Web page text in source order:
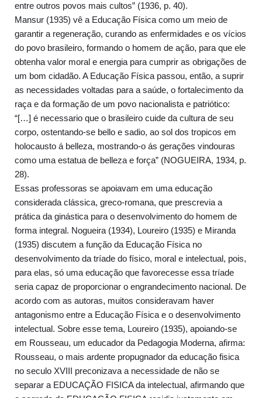
entre outros povos mais cultos” (1936, p. 40).
Mansur (1935) vê a Educação Física como um meio de
garantir a regeneração, curando as enfermidades e os vícios
do povo brasileiro, formando o homem de ação, para que ele
obtenha valor moral e energia para cumprir as obrigações de
um bom cidadão. A Educação Física passou, então, a suprir
as necessidades voltadas para a saúde, o fortalecimento da
raça e da formação de um povo nacionalista e patriótico:
“[…] é necessario que o brasileiro cuide da cultura de seu
corpo, ostentando-se bello e sadio, ao sol dos tropicos em
holocausto á belleza, mostrando-o ás gerações vindouras
como uma estatua de belleza e força” (NOGUEIRA, 1934, p.
28).
Essas professoras se apoiavam em uma educação
considerada clássica, greco-romana, que prescrevia a
prática da ginástica para o desenvolvimento do homem de
forma integral. Nogueira (1934), Loureiro (1935) e Miranda
(1935) discutem a função da Educação Física no
desenvolvimento da tríade do físico, moral e intelectual, pois,
para elas, só uma educação que favorecesse essa tríade
seria capaz de proporcionar o engrandecimento nacional. De
acordo com as autoras, muitos consideravam haver
antagonismo entre a Educação Física e o desenvolvimento
intelectual. Sobre esse tema, Loureiro (1935), apoiando-se
em Rousseau, um educador da Pedagogia Moderna, afirma:
Rousseau, o mais ardente propugnador da educação fisica
no seculo XVIII preconizava a necessidade de não se
separar a EDUCAÇÃO FISICA da intelectual, afirmando que